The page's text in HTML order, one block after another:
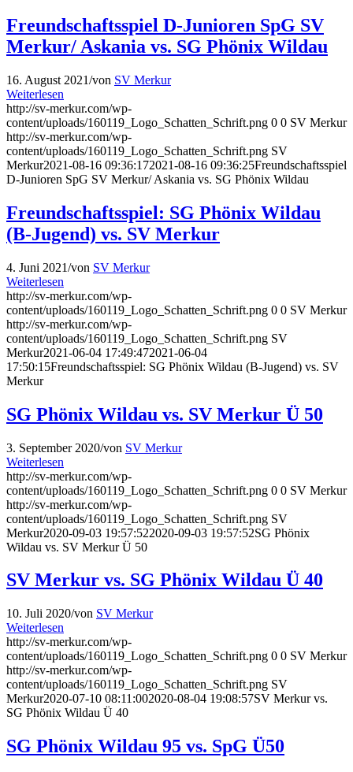
Freundschaftsspiel D-Junioren SpG SV
Merkur/ Askania vs. SG Phönix Wildau
16. August 2021/von SV Merkur
Weiterlesen
http://sv-merkur.com/wp-
content/uploads/160119_Logo_Schatten_Schrift.png 0 0 SV Merkur
http://sv-merkur.com/wp-
content/uploads/160119_Logo_Schatten_Schrift.png SV
Merkur2021-08-16 09:36:172021-08-16 09:36:25Freundschaftsspiel
D-Junioren SpG SV Merkur/ Askania vs. SG Phönix Wildau
Freundschaftsspiel: SG Phönix Wildau
(B-Jugend) vs. SV Merkur
4. Juni 2021/von SV Merkur
Weiterlesen
http://sv-merkur.com/wp-
content/uploads/160119_Logo_Schatten_Schrift.png 0 0 SV Merkur
http://sv-merkur.com/wp-
content/uploads/160119_Logo_Schatten_Schrift.png SV
Merkur2021-06-04 17:49:472021-06-04
17:50:15Freundschaftsspiel: SG Phönix Wildau (B-Jugend) vs. SV
Merkur
SG Phönix Wildau vs. SV Merkur Ü 50
3. September 2020/von SV Merkur
Weiterlesen
http://sv-merkur.com/wp-
content/uploads/160119_Logo_Schatten_Schrift.png 0 0 SV Merkur
http://sv-merkur.com/wp-
content/uploads/160119_Logo_Schatten_Schrift.png SV
Merkur2020-09-03 19:57:522020-09-03 19:57:52SG Phönix
Wildau vs. SV Merkur Ü 50
SV Merkur vs. SG Phönix Wildau Ü 40
10. Juli 2020/von SV Merkur
Weiterlesen
http://sv-merkur.com/wp-
content/uploads/160119_Logo_Schatten_Schrift.png 0 0 SV Merkur
http://sv-merkur.com/wp-
content/uploads/160119_Logo_Schatten_Schrift.png SV
Merkur2020-07-10 08:11:002020-08-04 19:08:57SV Merkur vs.
SG Phönix Wildau Ü 40
SG Phönix Wildau 95 vs. SpG Ü50